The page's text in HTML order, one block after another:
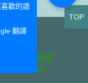
TOP
歡的語
翻譯